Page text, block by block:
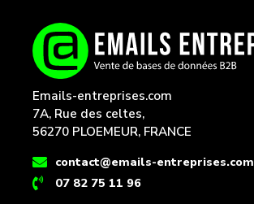
Emails-entreprises.com
7A, Rue des celtes,
56270 PLOEMEUR, FRANCE
contact@emails-entreprises.com
07 82 75 11 96